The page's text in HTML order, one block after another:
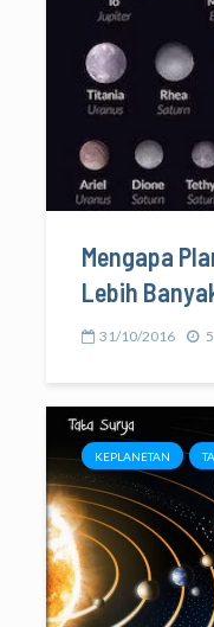
Mengapa
Lebih
31/10/2016
KEPLANETAN